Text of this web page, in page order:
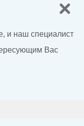
и наш специалист
Вас